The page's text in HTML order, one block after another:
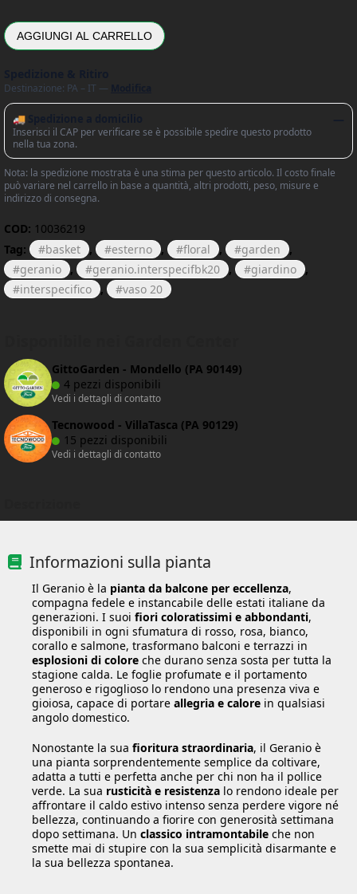
AGGIUNGI AL CARRELLO
Destinazione: PA – IT —
🚚 Spedizione a domicilio
Inserisci il CAP per verificare se è possibile spedire questo prodotto
nella tua zona.
Nota: la spedizione mostrata è una stima per questo articolo. Il costo finale
può variare nel carrello in base a quantità, altri prodotti, peso, misure e
indirizzo di consegna.
COD: 10036219
Tag:
basket , esterno , floral , garden
,
geranio
, geranio.interspecifbk20 , giardino
,
interspecifico
, vaso 20
GittoGarden - Mondello (PA 90149)
4 pezzi disponibili
Vedi i dettagli di contatto
Tecnowood - VillaTasca (PA 90129)
15 pezzi disponibili
Vedi i dettagli di contatto
Informazioni sulla pianta
Il Geranio è la pianta da balcone per eccellenza,
compagna fedele e instancabile delle estati italiane da
generazioni. I suoi fiori coloratissimi e abbondanti,
disponibili in ogni sfumatura di rosso, rosa, bianco,
corallo e salmone, trasformano balconi e terrazzi in
esplosioni di colore che durano senza sosta per tutta la
stagione calda. Le foglie profumate e il portamento
generoso e rigoglioso lo rendono una presenza viva e
gioiosa, capace di portare allegria e calore in qualsiasi
angolo domestico.
Nonostante la sua fioritura straordinaria, il Geranio è
una pianta sorprendentemente semplice da coltivare,
adatta a tutti e perfetta anche per chi non ha il pollice
verde. La sua rusticità e resistenza lo rendono ideale per
affrontare il caldo estivo intenso senza perdere vigore né
bellezza, continuando a fiorire con generosità settimana
dopo settimana. Un classico intramontabile che non
smette mai di stupire con la sua semplicità disarmante e
la sua bellezza spontanea.